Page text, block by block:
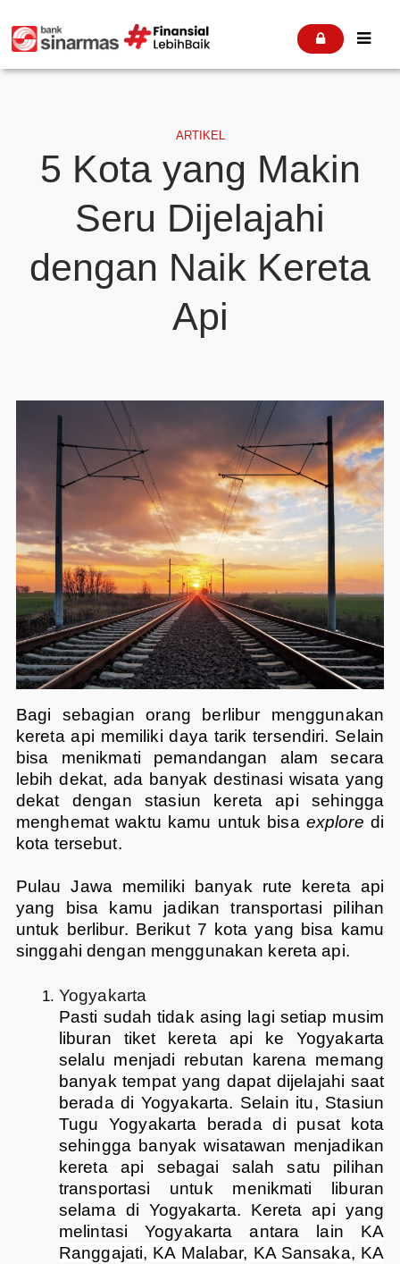
 
ARTIKEL
5 Kota yang Makin
Seru Dijelajahi
dengan Naik Kereta
Api
Bagi sebagian orang berlibur menggunakan
kereta api memiliki daya tarik tersendiri. Selain
bisa menikmati pemandangan alam secara
lebih dekat, ada banyak destinasi wisata yang
dekat dengan stasiun kereta api sehingga
menghemat waktu kamu untuk bisa explore di
kota tersebut.
Pulau Jawa memiliki banyak rute kereta api
yang bisa kamu jadikan transportasi pilihan
untuk berlibur. Berikut 7 kota yang bisa kamu
singgahi dengan menggunakan kereta api.
Yogyakarta
Pasti sudah tidak asing lagi setiap musim
liburan tiket kereta api ke Yogyakarta
selalu menjadi rebutan karena memang
banyak tempat yang dapat dijelajahi saat
berada di Yogyakarta. Selain itu, Stasiun
Tugu Yogyakarta berada di pusat kota
sehingga banyak wisatawan menjadikan
kereta api sebagai salah satu pilihan
transportasi untuk menikmati liburan
selama di Yogyakarta. Kereta api yang
melintasi Yogyakarta antara lain KA
Ranggajati, KA Malabar, KA Sansaka, KA